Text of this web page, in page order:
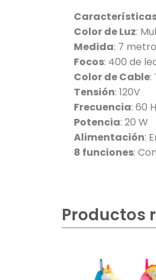
Color de Luz:
Medida: 7
Focos: 400 de
Color de Cable:
Tensión: 120V
Frecuencia: 60
Potencia: 20 W
Alimentación:
8 funciones:
Productos